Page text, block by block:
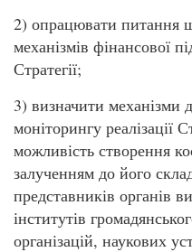
2) опрацювати питання
механізмів фінансової
Стратегії;
3) визначити механізми
моніторингу реалізації
можливість створення
залученням до його
представників органів
інститутів
організацій, наукових